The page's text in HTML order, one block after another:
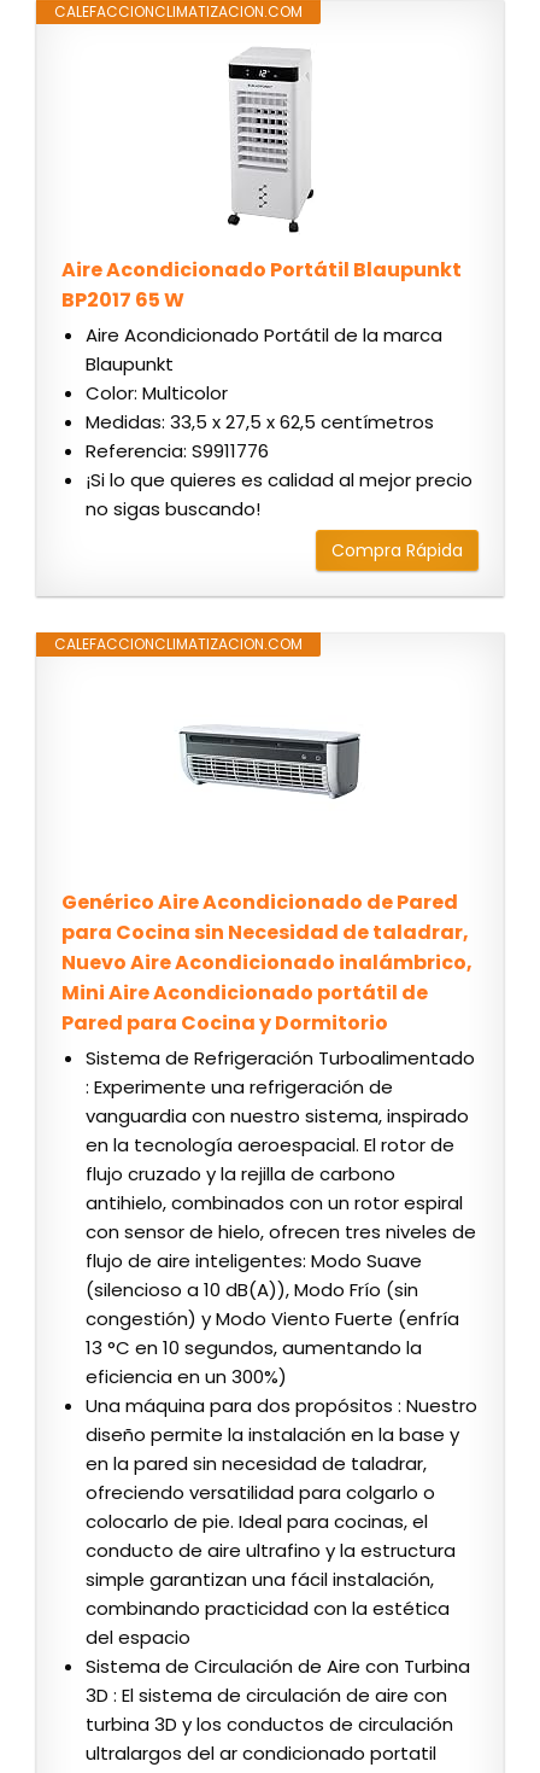
CALEFACCIONCLIMATIZACION.COM
Aire Acondicionado Portátil Blaupunkt
BP2017 65 W
Aire Acondicionado Portátil de la marca
Blaupunkt
Color: Multicolor
Medidas: 33,5 x 27,5 x 62,5 centímetros
Referencia: S9911776
¡Si lo que quieres es calidad al mejor precio
no sigas buscando!
Compra Rápida
CALEFACCIONCLIMATIZACION.COM
Genérico Aire Acondicionado de Pared
para Cocina sin Necesidad de taladrar,
Nuevo Aire Acondicionado inalámbrico,
Mini Aire Acondicionado portátil de
Pared para Cocina y Dormitorio
Sistema de Refrigeración Turboalimentado
: Experimente una refrigeración de
vanguardia con nuestro sistema, inspirado
en la tecnología aeroespacial. El rotor de
flujo cruzado y la rejilla de carbono
antihielo, combinados con un rotor espiral
con sensor de hielo, ofrecen tres niveles de
flujo de aire inteligentes: Modo Suave
(silencioso a 10 dB(A)), Modo Frío (sin
congestión) y Modo Viento Fuerte (enfría
13 °C en 10 segundos, aumentando la
eficiencia en un 300%)
Una máquina para dos propósitos : Nuestro
diseño permite la instalación en la base y
en la pared sin necesidad de taladrar,
ofreciendo versatilidad para colgarlo o
colocarlo de pie. Ideal para cocinas, el
conducto de aire ultrafino y la estructura
simple garantizan una fácil instalación,
combinando practicidad con la estética
del espacio
Sistema de Circulación de Aire con Turbina
3D : El sistema de circulación de aire con
turbina 3D y los conductos de circulación
ultralargos del ar condicionado portatil